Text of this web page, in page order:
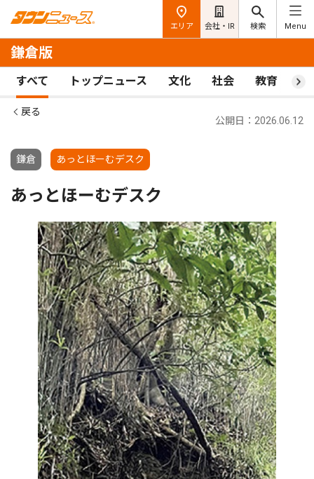
エリア 会社・IR 検索 Menu
鎌倉版
すべて トップニュース 文化 社会 教育 ス
戻る
鎌倉 あっとほーむデスク
公開日：2026.06.12
あっとほーむデスク